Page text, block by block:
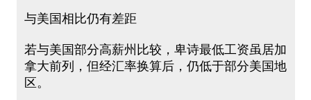
与美国相比仍有差距
若与美国部分高薪州比较，卑诗最低工资虽居加
拿大前列，但经汇率换算后，仍低于部分美国地
区。